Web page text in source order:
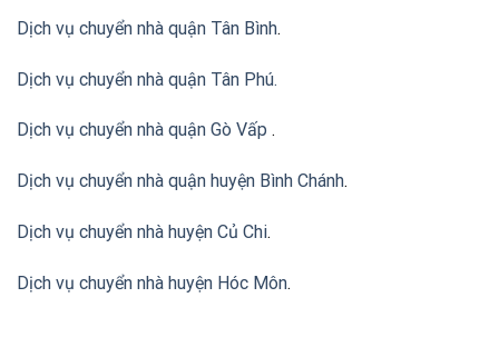
Dịch vụ chuyển nhà quận Tân Bình.
Dịch vụ chuyển nhà quận Tân Phú.
Dịch vụ chuyển nhà quận Gò Vấp .
Dịch vụ chuyển nhà quận huyện Bình Chánh.
Dịch vụ chuyển nhà huyện Củ Chi.
Dịch vụ chuyển nhà huyện Hóc Môn.